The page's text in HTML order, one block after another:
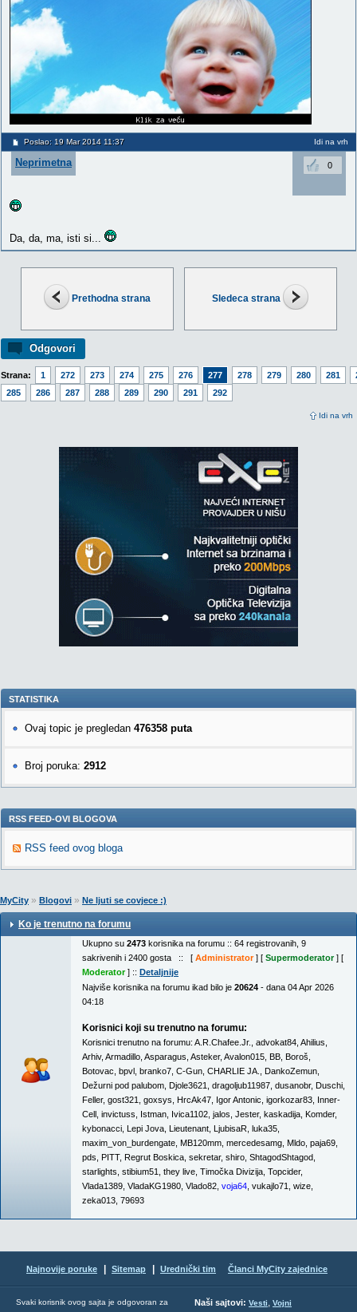
Prethodna strana Sledeca strana
Odgovori
Strana: 1 272 273 274 275 276 277 278 279 280 281
285
286 287 288 289 290 291 292
Idi na vrh
Poslao: 19 Mar 2014 11:37 Idi na vrh
Neprimetna 0
Da, da, ma, isti si...
STATISTIKA
Ovaj topic je pregledan 476358 puta
Broj poruka: 2912
RSS FEED-OVI BLOGOVA
RSS feed ovog bloga
MyCity » Blogovi » Ne ljuti se covjece :)
Ko je trenutno na forumu
Ukupno su 2473 korisnika na forumu :: 64 registrovanih, 9
sakrivenih i 2400 gosta :: [ Administrator] [ Supermoderator] [
Moderator] :: Detaljnije
Najviše korisnika na forumu ikad bilo je 20624 - dana 04 Apr 2026
04:18
Korisnici koji su trenutno na forumu:
Korisnici trenutno na forumu: A.R.Chafee.Jr. advokat84 Ahilius
Arhiv, Armadillo Asparagus Asteker, Avalon015 BB Boroš
Botovac bpvl branko7 C-Gun CHARLIE JA. DankoZemun
Dežurni pod palubom Djole3621 dragoljub11987 dusanobr, Duschi
Feller, gost321 goxsys HrcAk47 Igor Antonic igorkozar83 Inner-
Cell invictuss Istman Ivica1102 jalos Jester, kaskadija Komder,
kybonacci Lepi Jova Lieutenant LjubisaR luka35
maxim_von_burdengate MB120mm mercedesamg Mldo paja69
pds PITT, Regrut Boskica sekretar, shiro ShtagodShtagod
starlights stibium51 they live Timočka Divizija Topcider,
Vlada1389 VladaKG1980 Vlado82 voja64 vukajlo71 wize
zeka013 79693
Najnovije poruke Sitemap Urednički tim Članci MyCity zajednice
Svaki korisnik ovog sajta je odgovoran za Naši sajtovi: Vesti, Vojni